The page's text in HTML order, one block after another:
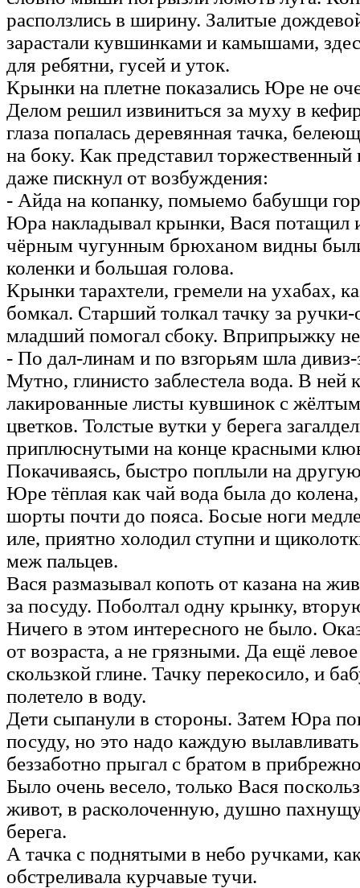
расползлись в ширину. Залитые
зарастали кувшинками и камышами,
для ребятни, гусей и уток.
Крынки на плетне показались Юре не
Делом решил извиниться за муху в
глаза попалась деревянная тачка,
на боку. Как представил
даже пискнул от возбуждения:
- Айда на копанку, помыемо бабушци
Юра накладывал крынки, Вася потащил
чёрным чугунным брюханом видны
коленки и большая голова.
Крынки тарахтели, гремели на ухабах,
бомкал. Старший толкал тачку за ручки-
младший помогал сбоку. Вприпрыжку
- По дал-линам и по взгорьям шла
Мутно, глинисто заблестела вода. В ней
лакированные листы кувшинок с
цветков. Толстые вутки у берега
приплюснутыми на конце красными
Покачиваясь, быстро поплыли на
Юре тёплая как чай вода была до
шорты почти до пояса. Босые ноги
иле, приятно холодил ступни и
меж пальцев.
Вася размазывал копоть от казана на
за посуду. Поболтал одну крынку,
Ничего в этом интересного не было.
от возраста, а не грязными. Да ещё
скользкой глине. Тачку перекосило, и
полетело в воду.
Дети сыпанули в стороны. Затем Юра
посуду, но это надо каждую
беззаботно прыгал с братом в
Было очень весело, только Вася
живот, в расколоченную, душно
берега.
А тачка с поднятыми в небо ручками,
обстреливала курчавые тучи.